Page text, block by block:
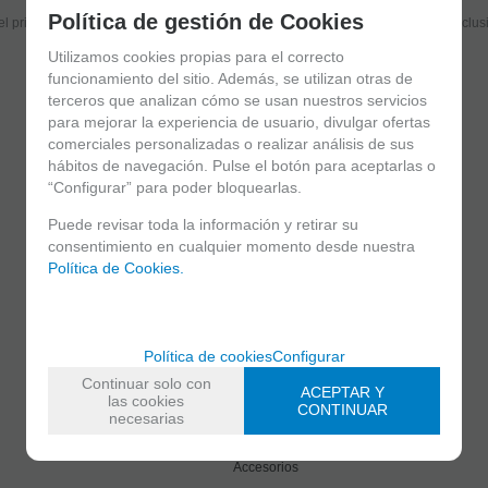
primero en recibir las novedades y disfruta de descuentos y promociones
He leído y acepto elenvío de publicidad
Viento metal
Accesorios
Política de gestión de Cookies
Utilizamos cookies propias para el correcto
funcionamiento del sitio. Además, se utilizan otras de
terceros que analizan cómo se usan nuestros servicios
para mejorar la experiencia de usuario, divulgar ofertas
comerciales personalizadas o realizar análisis de sus
hábitos de navegación. Pulse el botón para aceptarlas o
“Configurar” para poder bloquearlas.
Puede revisar toda la información y retirar su
consentimiento en cualquier momento desde nuestra
Política de Cookies.
Política de cookiesConfigurar
Continuar solo con
las cookies
necesarias
ACEPTAR Y
CONTINUAR